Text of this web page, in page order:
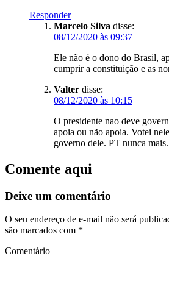
Responder
Marcelo Silva disse:
08/12/2020 às 09:37
Ele não é o dono do Brasil,
cumprir a constituição e as
Valter disse:
08/12/2020 às 10:15
O presidente nao deve
apoia ou não apoia. Votei
governo dele. PT nunca mais.
Comente aqui
Deixe um comentário
O seu endereço de e-mail não será
são marcados com *
Comentário